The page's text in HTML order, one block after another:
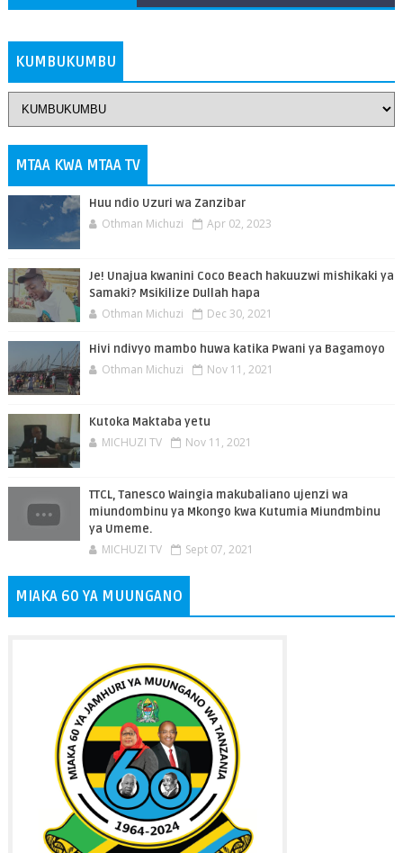
KUMBUKUMBU
MTAA KWA MTAA TV
Huu ndio Uzuri wa Zanzibar
Othman Michuzi Apr 02, 2023
Je! Unajua kwanini Coco Beach hakuuzwi mishikaki ya
Samaki? Msikilize Dullah hapa
Othman Michuzi Dec 30, 2021
Hivi ndivyo mambo huwa katika Pwani ya Bagamoyo
Othman Michuzi Nov 11, 2021
Kutoka Maktaba yetu
MICHUZI TV Nov 11, 2021
TTCL, Tanesco Waingia makubaliano ujenzi wa
miundombinu ya Mkongo kwa Kutumia Miundmbinu
ya Umeme.
MICHUZI TV Sept 07, 2021
MIAKA 60 YA MUUNGANO